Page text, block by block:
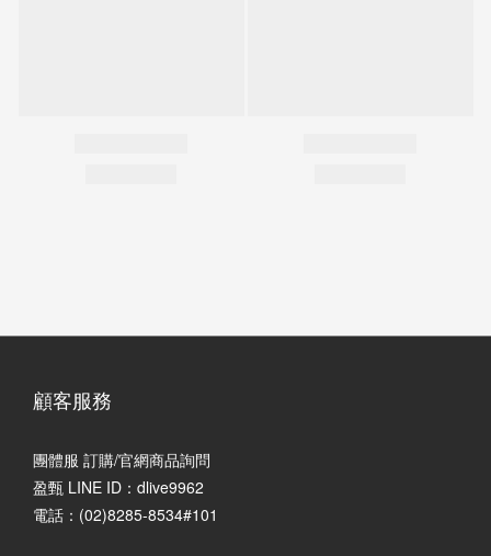
顧客服務
團體服 訂購/官網商品詢問
盈甄 LINE ID：dlive9962
電話：(02)8285-8534#101